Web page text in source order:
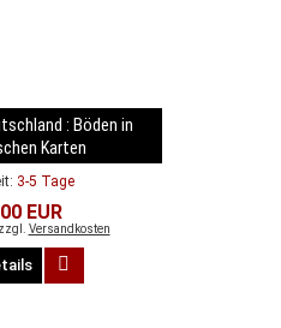
: Böden in
Karten
3-5 Tage
EUR
Versandkosten